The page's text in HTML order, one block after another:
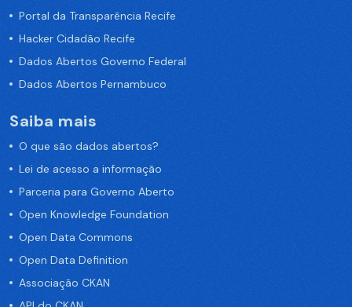
Portal da Transparência Recife
Hacker Cidadão Recife
Dados Abertos Governo Federal
Dados Abertos Pernambuco
Saiba mais
O que são dados abertos?
Lei de acesso a informação
Parceria para Governo Aberto
Open Knowledge Foundation
Open Data Commons
Open Data Definition
Associação CKAN